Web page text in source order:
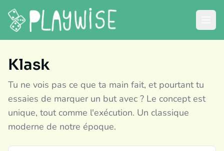
Klask
Tu ne vois pas ce que ta main fait, et pourtant tu
essaies de marquer un but avec ? Le concept est
unique, tout comme l'exécution. Un classique
moderne de notre époque.